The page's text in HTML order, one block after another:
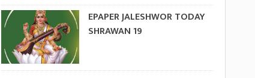
EPAPER JALESHWOR TODAY
SHRAWAN 19